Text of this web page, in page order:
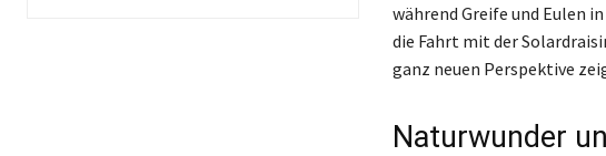
während Greife und Eulen
die Fahrt mit der
ganz neuen Perspektive
Naturwunder